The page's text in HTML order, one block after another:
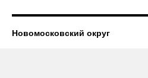
Новомосковский округ